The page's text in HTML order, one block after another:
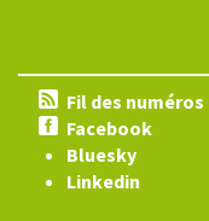
Fil des numéros
Facebook
Bluesky
Linkedin